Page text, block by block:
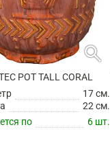
search
POT TALL CORAL
17 см.
22 см.
по
6 шт.